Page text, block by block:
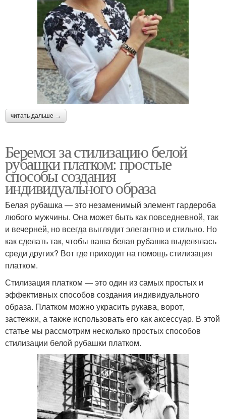
читать дальше →
Беремся за стилизацию белой
рубашки платком: простые
способы создания
индивидуального образа
Белая рубашка — это незаменимый элемент гардероба
любого мужчины. Она может быть как повседневной, так
и вечерней, но всегда выглядит элегантно и стильно. Но
как сделать так, чтобы ваша белая рубашка выделялась
среди других? Вот где приходит на помощь стилизация
платком.
Стилизация платком — это один из самых простых и
эффективных способов создания индивидуального
образа. Платком можно украсить рукава, ворот,
застежки, а также использовать его как аксессуар. В этой
статье мы рассмотрим несколько простых способов
стилизации белой рубашки платком.